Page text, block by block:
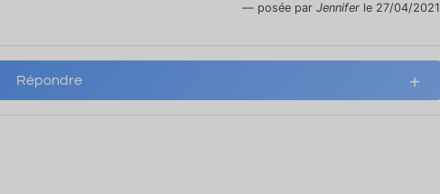
posée par Jennifer le 27/04/2021
Répondre